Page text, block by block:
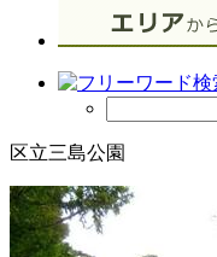
区立三島公園